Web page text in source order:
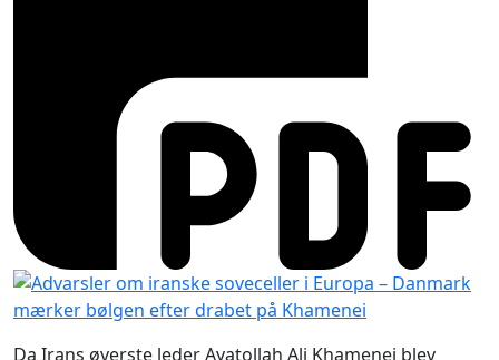
Da Irans øverste leder Ayatollah Ali Khamenei blev